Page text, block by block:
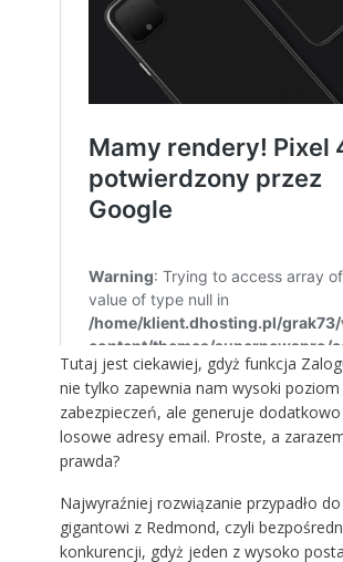
Tutaj jest ciekawiej, gdyż funkcja
nie tylko zapewnia nam wysoki poziom
zabezpieczeń, ale generuje
losowe adresy email. Proste, a
prawda?
Najwyraźniej rozwiązanie przypadło
gigantowi z Redmond, czyli
konkurencji, gdyż jeden z wysoko